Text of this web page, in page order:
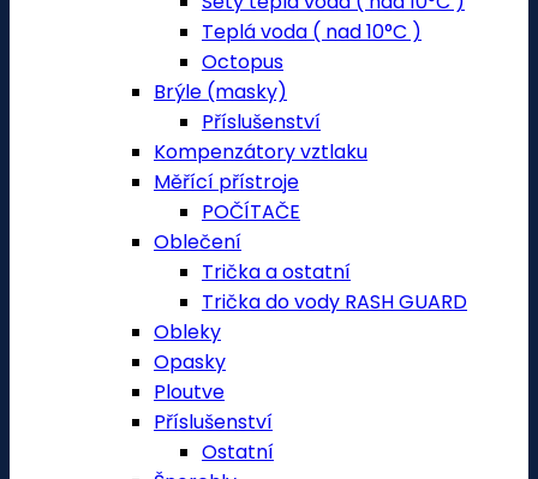
Teplá voda ( nad 10°C )
Octopus
Brýle (masky)
Příslušenství
Kompenzátory vztlaku
Měřící přístroje
POČÍTAČE
Oblečení
Trička a ostatní
Trička do vody RASH GUARD
Obleky
Opasky
Ploutve
Příslušenství
Ostatní